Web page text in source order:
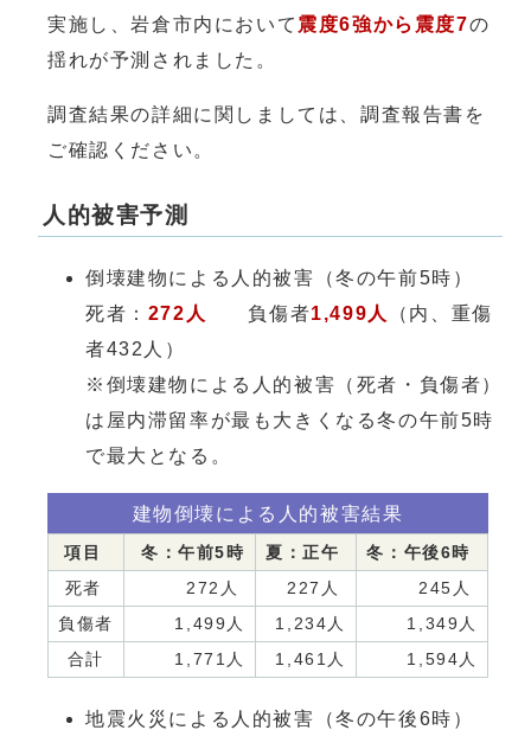
実施し、岩倉市内において 震度6強から震度7の
揺れが予測されました。
調査結果の詳細に関しましては、調査報告書を
ご確認ください。
人的被害予測
倒壊建物による人的被害（冬の午前5時）
死者： 272人 負傷者1,499人
（内、重傷
者432人）
※倒壊建物による人的被害（死者・負傷者）
は屋内滞留率が最も大きくなる冬の午前5時
で最大となる。
建物倒壊による人的被害結果
項目 冬：午前5時 夏：正午
冬：午後6時
死者
272人 227人
245人
負傷者
1,499人 1,234人
1,349人
合計
1,771人 1,461人 1,594人
地震火災による人的被害（冬の午後6時）